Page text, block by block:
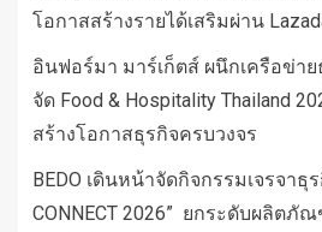
โอกาสสร้างรายได้เสริมผ่าน
อินฟอร์มา มาร์เก็ตส์ ผนึกเครือข่า
จัด Food & Hospitality Thailand
สร้างโอกาสธุรกิจครบวงจร
BEDO เดินหน้าจัดกิจกรรมเจรจาธุร
CONNECT 2026” ยกระดับผลิตภั